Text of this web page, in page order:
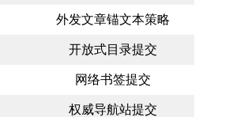
外发文章锚文本策略
开放式目录提交
网络书签提交
权威导航站提交